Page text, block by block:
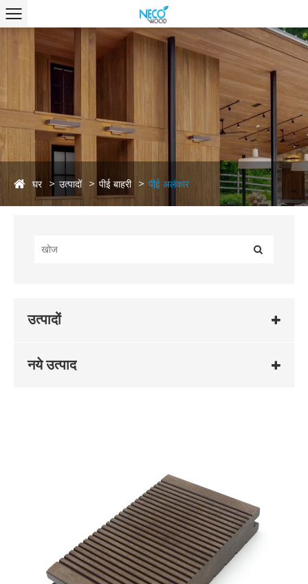
घर उत्पादों पीई बाहरी पीई अलंकार
उत्पादों
नये उत्पाद